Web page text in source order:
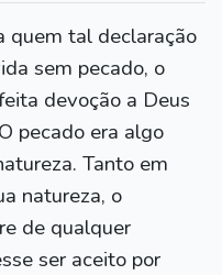
quem tal declaração
sem pecado, o
devoção a Deus
pecado era algo
Tanto em
natureza, o
de qualquer
ser aceito por